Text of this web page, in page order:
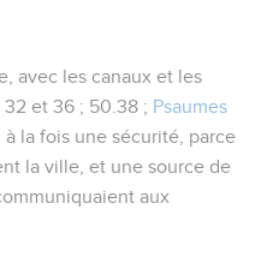
avec les canaux et les
et 36 ; 50.38 ; Psaumes
la fois une sécurité, parce
la ville, et une source de
aux